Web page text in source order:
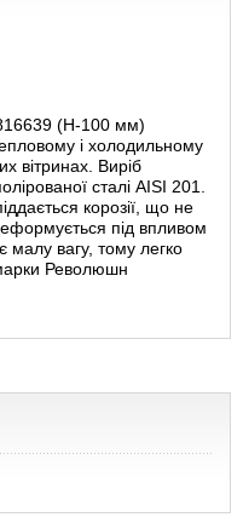
(Н-100 мм)
і холодильному
вітринах. Виріб
сталі AISI 201.
корозії, що не
під впливом
малу вагу, тому легко
Революшн